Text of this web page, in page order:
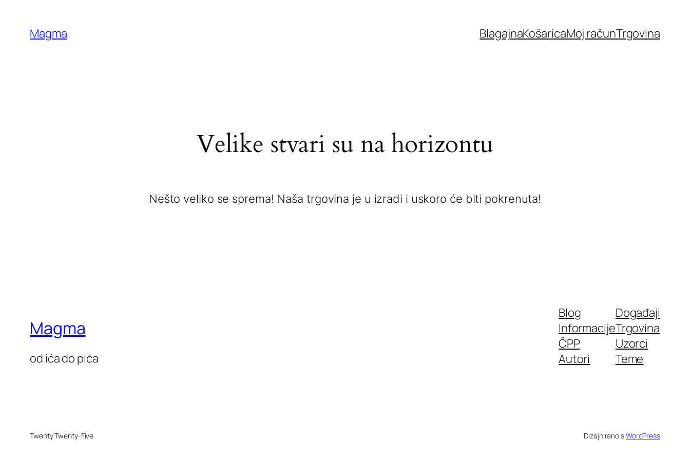
Magma BlagajnaKošaricaMoj računTrgovina
Velike stvari su na horizontu
Nešto veliko se sprema! Naša trgovina je u izradi i uskoro će biti pokrenuta!
Magma
od ića do pića
Blog
Informacije
ČPP
Autori
Događaji
Trgovina
Uzorci
Teme
Twenty Twenty-Five Dizajnirano sWordPress